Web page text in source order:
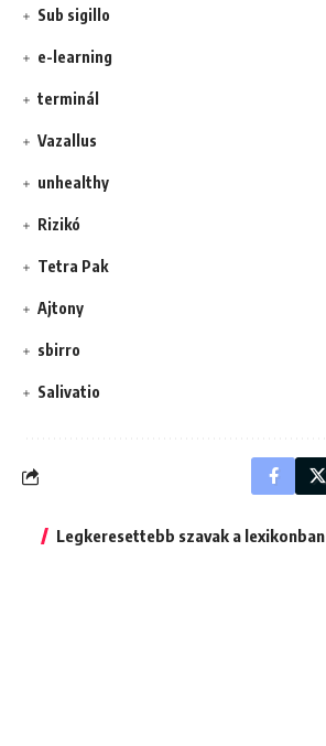
Sub sigillo
e-learning
terminál
Vazallus
unhealthy
Rizikó
Tetra Pak
Ajtony
sbirro
Salivatio
Legkeresettebb szavak a lexikonban